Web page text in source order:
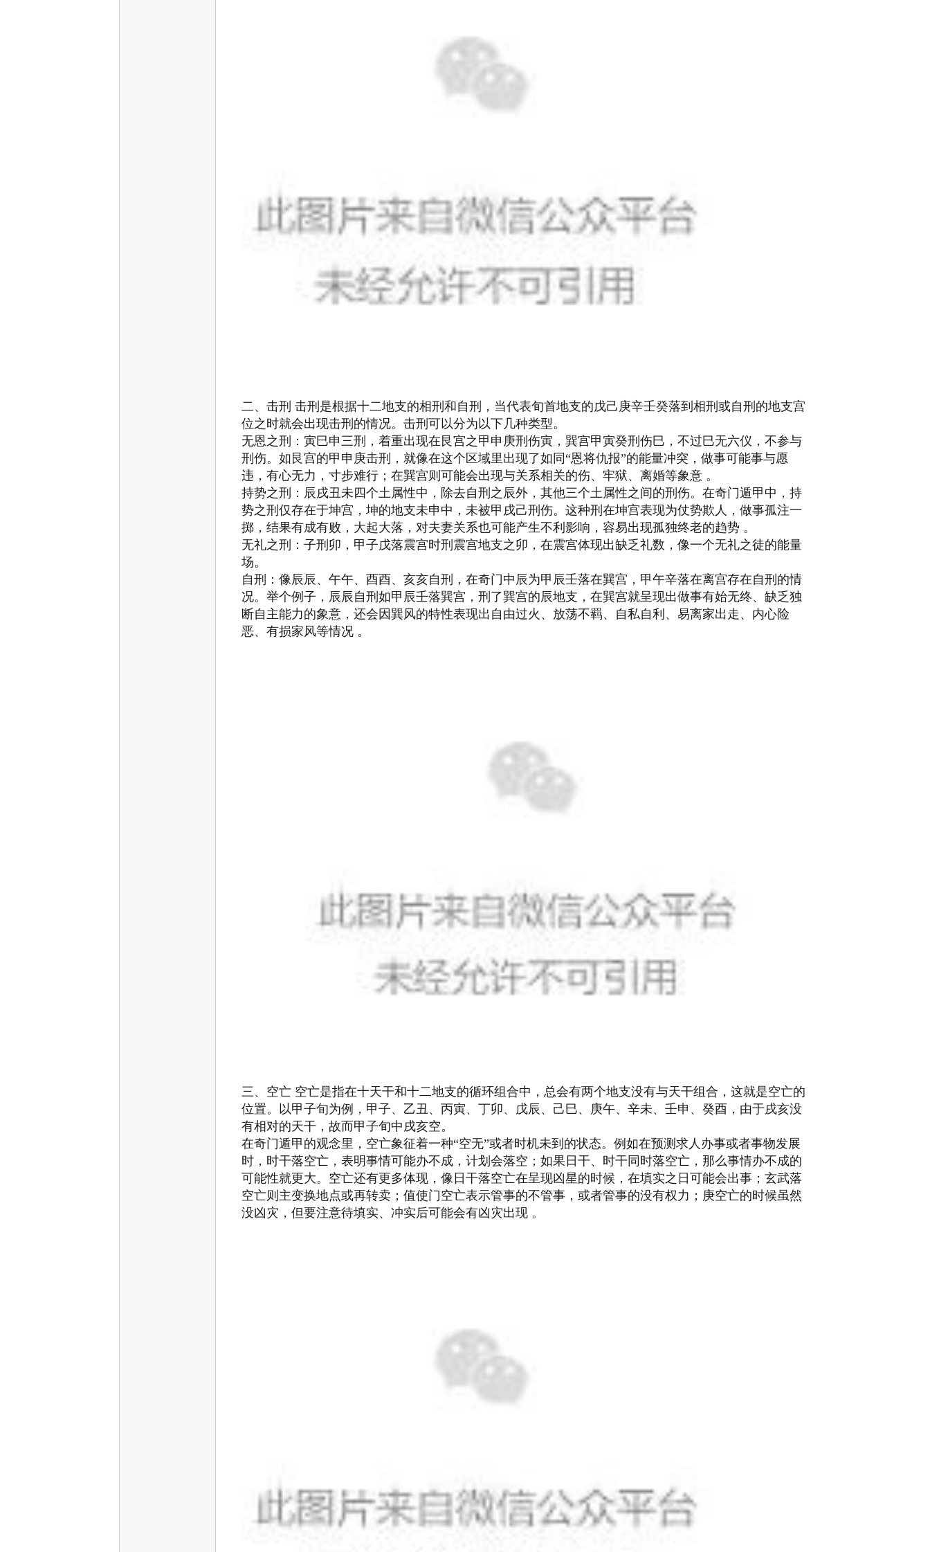
二、击刑 击刑是根据十二地支的相刑和自刑，当代表旬首地支的戊己庚辛壬癸落到相刑或自刑的地支宫
位之时就会出现击刑的情况。击刑可以分为以下几种类型。
无恩之刑 ：寅巳申三刑，着重出现在艮宫之甲申庚刑伤寅，巽宫甲寅癸刑伤巳，不过巳无六仪，不参与
刑伤。如艮宫的甲申庚击刑，就像在这个区域里出现了如同“恩将仇报”的能量冲突，做事可能事与愿
违，有心无力，寸步难行；在巽宫则可能会出现与关系相关的伤、牢狱、离婚等象意 。
持势之刑 ：辰戌丑未四个土属性中，除去自刑之辰外，其他三个土属性之间的刑伤。在奇门遁甲中，持
势之刑仅存在于坤宫，坤的地支未申中，未被甲戌己刑伤。这种刑在坤宫表现为仗势欺人，做事孤注一
掷，结果有成有败，大起大落，对夫妻关系也可能产生不利影响，容易出现孤独终老的趋势 。
无礼之刑 ：子刑卯，甲子戊落震宫时刑震宫地支之卯，在震宫体现出缺乏礼数，像一个无礼之徒的能量
场。
自刑 ：像辰辰、午午、酉酉、亥亥自刑，在奇门中辰为甲辰壬落在巽宫，甲午辛落在离宫存在自刑的情
况。举个例子，辰辰自刑如甲辰壬落巽宫，刑了巽宫的辰地支，在巽宫就呈现出做事有始无终、缺乏独
断自主能力的象意，还会因巽风的特性表现出自由过火、放荡不羁、自私自利、易离家出走、内心险
恶、有损家风等情况 。
三、空亡 空亡是指在十天干和十二地支的循环组合中，总会有两个地支没有与天干组合，这就是空亡的
位置。以甲子旬为例，甲子、乙丑、丙寅、丁卯、戊辰、己巳、庚午、辛未、壬申、癸酉，由于戌亥没
有相对的天干，故而甲子旬中戌亥空。
在奇门遁甲的观念里，空亡象征着一种“空无”或者时机未到的状态。例如在预测求人办事或者事物发展
时，时干落空亡，表明事情可能办不成，计划会落空；如果日干、时干同时落空亡，那么事情办不成的
可能性就更大。空亡还有更多体现，像日干落空亡在呈现凶星的时候，在填实之日可能会出事；玄武落
空亡则主变换地点或再转卖；值使门空亡表示管事的不管事，或者管事的没有权力；庚空亡的时候虽然
没凶灾，但要注意待填实、冲实后可能会有凶灾出现 。